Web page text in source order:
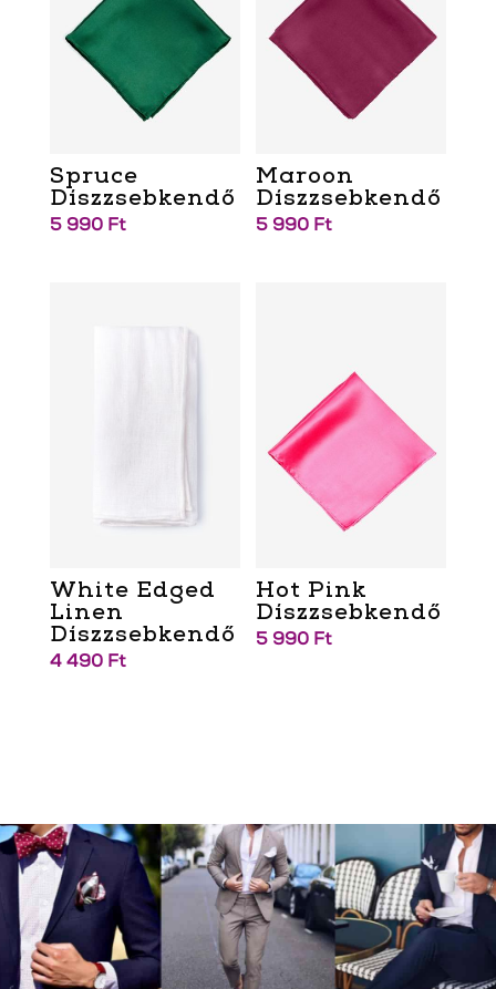
Spruce
Díszzsebkendő
5 990 Ft
Maroon
Díszzsebkendő
5 990 Ft
White Edged
Linen
Díszzsebkendő
4 490 Ft
Hot Pink
Díszzsebkendő
5 990 Ft